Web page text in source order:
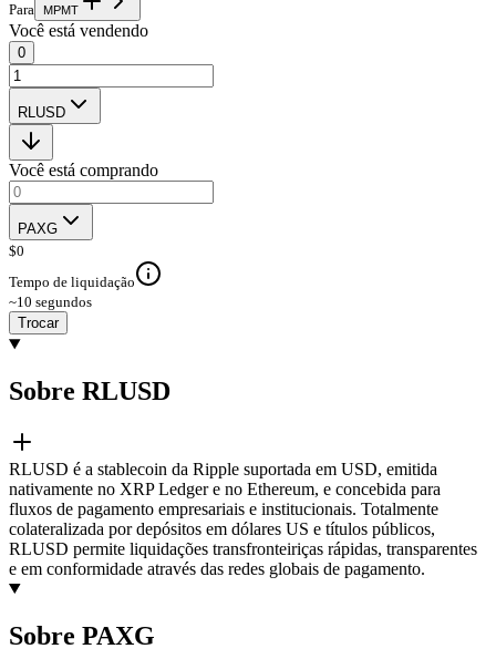
Para MPMT
Você está vendendo
0
RLUSD
Você está comprando
PAXG
$0
Tempo de liquidação
~10 segundos
Trocar
Sobre RLUSD
RLUSD é a stablecoin da Ripple suportada em USD, emitida
nativamente no XRP Ledger e no Ethereum, e concebida para
fluxos de pagamento empresariais e institucionais. Totalmente
colateralizada por depósitos em dólares US e títulos públicos,
RLUSD permite liquidações transfronteiriças rápidas, transparentes
e em conformidade através das redes globais de pagamento.
Sobre PAXG